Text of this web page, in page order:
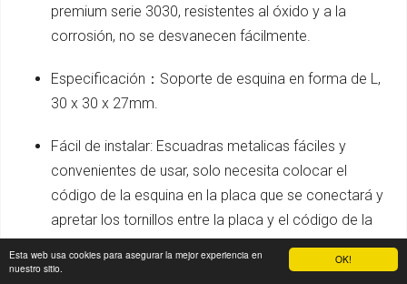
OK!
Esta web usa cookies para asegurar la mejor experiencia en
nuestro sitio.
premium serie 3030, resistentes al óxido y a la
corrosión, no se desvanecen fácilmente.
Especificación：Soporte de esquina en forma de L,
30 x 30 x 27mm.
Fácil de instalar: Escuadras metalicas fáciles y
convenientes de usar, solo necesita colocar el
código de la esquina en la placa que se conectará y
apretar los tornillos entre la placa y el código de la